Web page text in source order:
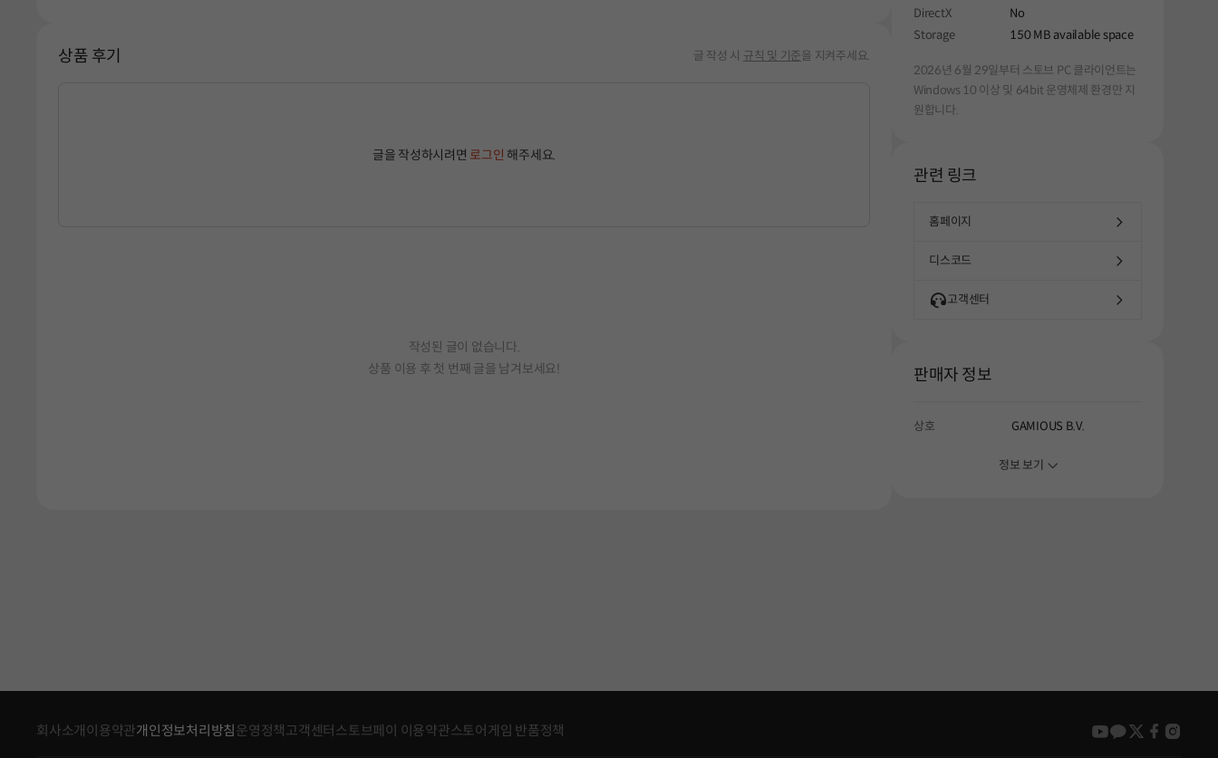
상품 후기 글 작성 시 규칙 및 기준을 지켜주세요.
글을 작성하시려면 로그인 해주세요.
작성된 글이 없습니다.
상품 이용 후 첫 번째 글을 남겨보세요!
DirectX
No
Storage
150 MB available space
2026년 6월 29일부터 스토브 PC 클라이언트는
Windows 10 이상 및 64bit 운영체제 환경만 지
원합니다.
관련 링크
홈페이지
디스코드
고객센터
판매자 정보
상호 GAMIOUS B.V.
정보 보기
회사소개이용약관개인정보처리방침 운영정책고객센터스토브페이 이용약관스토어게임 반품정책 youtube
kakao
twitter